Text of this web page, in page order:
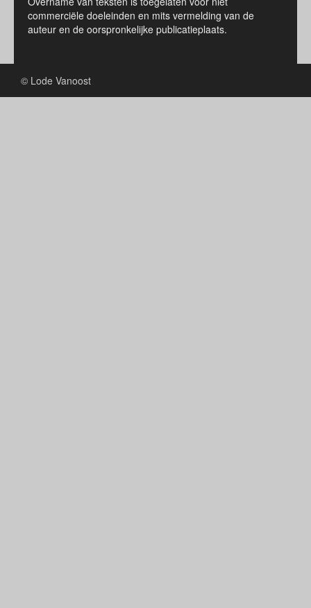
commerciële doeleinden en mits vermelding van de
auteur en de oorspronkelijke publicatieplaats.
© Lode Vanoost